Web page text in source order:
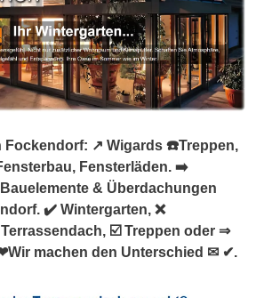
Fockendorf: ↗️ Wigards ☎️Treppen,
Fensterläden. ➡️
& Überdachungen
✔️ Wintergarten, ❌
☑️ Treppen oder ⇒
machen den Unterschied ✉ ✔.